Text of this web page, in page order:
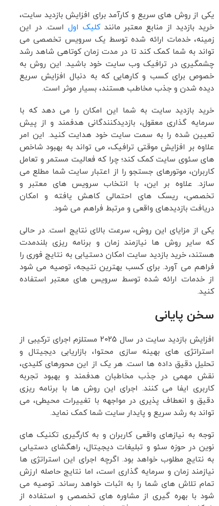
یکی از روش های سریع و کارآمد برای افزایش بازدید سایت،
خرید بازدید از منابع معتبر مانندکلیک اول است. در این
زمینه، خدمات ارائه شده توسط یک سرویس تخصصی می
تواند به شما کمک کند تا در مدت زمان کوتاهی شاهد رشد
چشمگیری در ترافیک وب سایت خود باشید. این روش به
خصوص برای کسب و کارهایی که به دنبال افزایش سریع
دیده شدن و جذب مخاطب هستند، بسیار موثر است.
خرید بازدید سایت به شما این امکان را می دهد که با
سرمایه گذاری معقول، بازدیدکنندگانی هدفمند و از پیش
تعیین شده را به سمت سایت خود هدایت کنید. این امر
علاوه بر افزایش موقتی ترافیک، می تواند به بهبود شاخص
های سئوی سایت کمک کند؛ چرا که فعالیت مستمر و تعامل
کاربران، موتورهای جستجو را از اعتبار سایت شما مطلع می
سازد. علاوه بر این، با انتخاب سرویس های معتبر و
تخصصی، ریسک های احتمالی کاهش یافته و امکان
دریافت بازدیدهای واقعی و مرتبط فراهم می شود.
یکی از مزایای این روش، سرعت بالای نتایج است. در حالی
که سایر روش ها نیازمند زمان و برنامه ریزی بلندمدت
هستند، خرید بازدید سایت امکان دستیابی به نتایج فوری را
فراهم می آورد. برای کسب بهترین نتیجه، توصیه می شود
از خدمات ارائه شده توسط سرویس های معتبر استفاده
کنید.
سخن پایانی
افزایش بازدید سایت در سال 2025 مستلزم اجرای ترکیبی از
استراتژی های بهینه سازی محتوا، بازاریابی دیجیتال و
تحلیل دقیق داده ها است. هر یک از این محورهای کلیدی،
نقش مهمی در جذب مخاطبان هدفمند و بهبود تجربه
کاربری ایفا می کنند. اجرای این روش ها با برنامه ریزی
دقیق و انعطاف پذیری در مواجهه با تغییرات محیطی، می
تواند به رشد سریع و پایدار سایت شما کمک نماید.
توجه به نیازهای واقعی کاربران و به کارگیری تکنیک های
نوین در حوزه سئو و تبلیغات دیجیتال، راهگشای دستیابی
به نتایج مطلوب خواهد بود. اگرچه اجرای این استراتژی ها
نیازمند زمان و سرمایه گذاری است، اما نتایج حاصله ارزش
تمام تلاش های شما را به اثبات خواهد رساند. توصیه می
شود با بهره گیری از مشاوره های تخصصی و استفاده از